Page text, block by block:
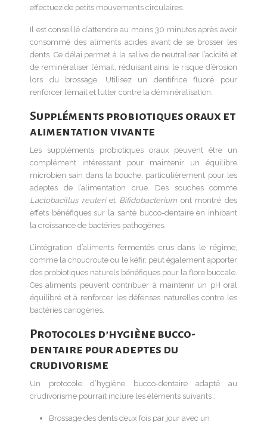
effectuez de petits mouvements circulaires.
Il est conseillé d’attendre au moins 30 minutes après avoir
consommé des aliments acides avant de se brosser les
dents. Ce délai permet à la salive de neutraliser l’acidité et
de reminéraliser l’émail, réduisant ainsi le risque d’érosion
lors du brossage. Utilisez un dentifrice fluoré pour
renforcer l’émail et lutter contre la déminéralisation.
Suppléments probiotiques oraux et
alimentation vivante
Les suppléments probiotiques oraux peuvent être un
complément intéressant pour maintenir un équilibre
microbien sain dans la bouche, particulièrement pour les
adeptes de l’alimentation crue. Des souches comme
Lactobacillus reuteriet Bifidobacterium ont montré des
effets bénéfiques sur la santé bucco-dentaire en inhibant
la croissance de bactéries pathogènes.
L’intégration d’aliments fermentés crus dans le régime,
comme la choucroute ou le kéfir, peut également apporter
des probiotiques naturels bénéfiques pour la flore buccale.
Ces aliments peuvent contribuer à maintenir un pH oral
équilibré et à renforcer les défenses naturelles contre les
bactéries cariogènes.
Protocoles d’hygiène bucco-
dentaire pour adeptes du
crudivorisme
Un protocole d’hygiène bucco-dentaire adapté au
crudivorisme pourrait inclure les éléments suivants :
Brossage des dents deux fois par jour avec un